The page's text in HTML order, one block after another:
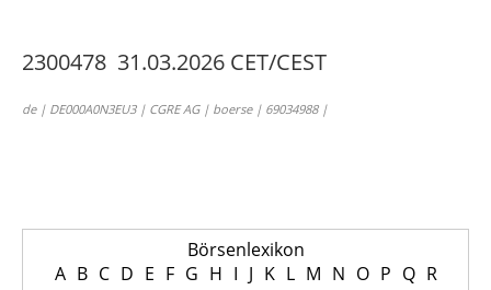
2300478 31.03.2026 CET/CEST
de | DE000A0N3EU3 | CGRE AG | boerse | 69034988 |
Börsenlexikon
A B C D E F G H I J K L M N O P Q R